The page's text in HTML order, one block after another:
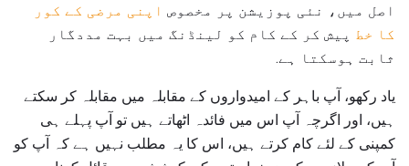
اصل میں، نئی پوزیشن پر مخصوص اپنی مرضی کے کور
کا خط پیش کر کے کام کو لینڈنگ میں بہت مددگار
ثابت ہوسکتا ہے.
یاد رکھو، آپ باہر کے امیدواروں کے مقابلہ میں مقابلہ کر سکتے
ہیں، اور اگرچہ آپ اس میں فائدہ اٹھاتے ہیں تو آپ پہلے ہی
کمپنی کے لئے کام کرتے ہیں، اس کا یہ مطلب نہیں ہے کہ آپ کو